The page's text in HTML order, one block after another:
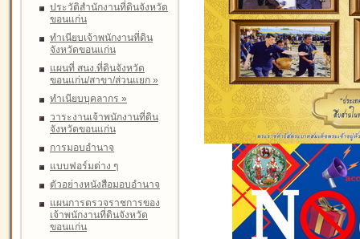
ประวัติสำนักงานที่ดินจังหวัด
ขอนแก่น
ทำเนียบเจ้าพนักงานที่ดิน
จังหวัดขอนแก่น
แผนที่ สนง.ที่ดินจังหวัด
ขอนแก่น/สาขา/ส่วนแยก »
ทำเนียบบุคลากร »
วาระงานเจ้าพนักงานที่ดิน
จังหวัดขอนแก่น
การมอบอำนาจ
แบบฟอร์มต่าง ๆ
ตัวอย่างหนังสือมอบอำนาจ
แผนการตรวจราชการของ
เจ้าพนักงานที่ดินจังหวัด
ขอนแก่น